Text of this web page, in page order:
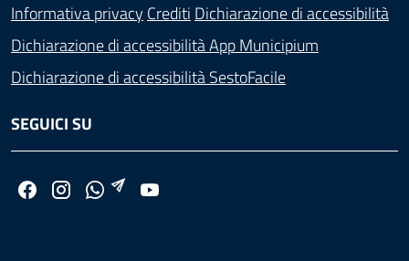
Informativa privacy Crediti Dichiarazione di accessibilità
Dichiarazione di accessibilità App Municipium
Dichiarazione di accessibilità SestoFacile
SEGUICI SU